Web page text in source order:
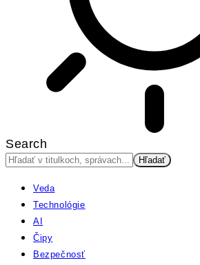
Search
Veda
Technológie
AI
Čipy
Bezpečnosť